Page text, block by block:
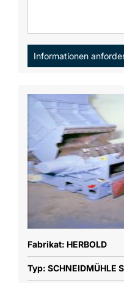
Informationen
Fabrikat: HERBOLD
Typ: SCHNEIDMÜHLE